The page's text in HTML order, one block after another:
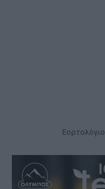
Εορτολόγιο